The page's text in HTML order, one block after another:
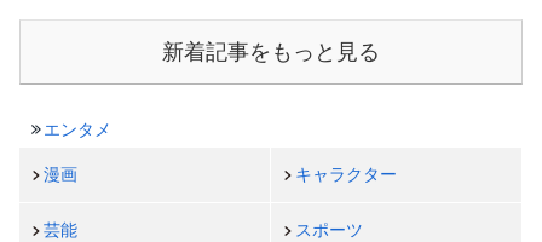
新着記事をもっと見る
エンタメ
漫画 キャラクター
芸能 スポーツ